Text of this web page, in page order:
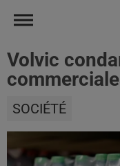
Volvic
SOCIÉTÉ